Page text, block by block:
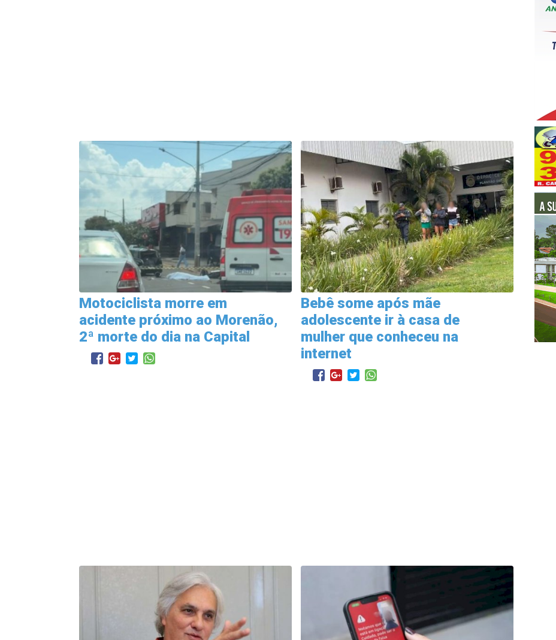
Motociclista morre em
acidente próximo ao Morenão,
2ª morte do dia na Capital
Bebê some após mãe
adolescente ir à casa de
mulher que conheceu na
internet